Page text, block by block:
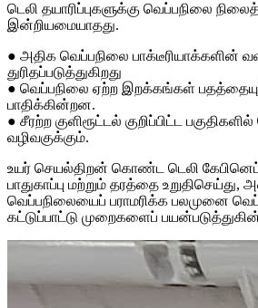
டெலி தயாரிப்புகளுக்கு வெப்பநிலை
இன்றியமையாதது.
● அதிக வெப்பநிலை பாக்டீரியாக்களின்
துரிதப்படுத்துகிறது
● வெப்பநிலை ஏற்ற இறக்கங்கள்
பாதிக்கின்றன.
● சீரற்ற குளிரூட்டல் குறிப்பிட்ட
வழிவகுக்கும்.
உயர் செயல்திறன் கொண்ட டெலி
பாதுகாப்பு மற்றும் தரத்தை உறுதிசெய்து,
வெப்பநிலையைப் பராமரிக்க பலமுனை
கட்டுப்பாட்டு முறைகளைப்